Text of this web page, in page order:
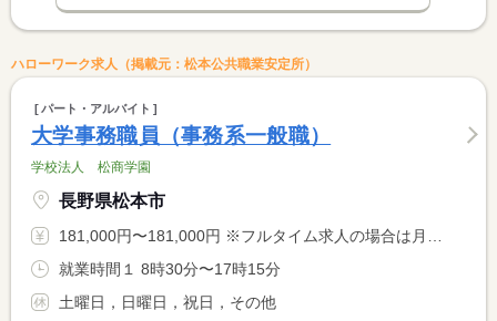
ハローワーク求人（掲載元：松本公共職業安定所）
パート・アルバイト
大学事務職員（事務系一般職）
学校法人 松商学園
長野県松本市
181,000円〜181,000円 ※フルタイム求人の場合は月額（換算額）、パート求人の場合は時間額を表示しています。
就業時間１ 8時30分〜17時15分
土曜日，日曜日，祝日，その他